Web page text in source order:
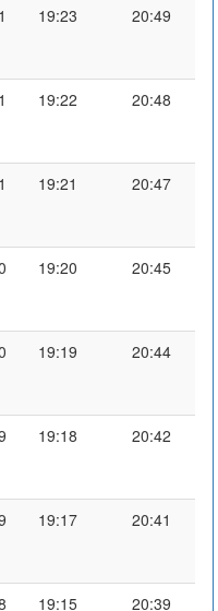
19:23 20:49
19:22 20:48
19:21 20:47
19:20 20:45
19:19 20:44
19:18 20:42
19:17 20:41
19:15 20:39